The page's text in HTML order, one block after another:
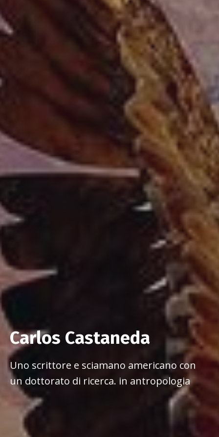
Carlos Castaneda
Uno scrittore e sciamano americano con
un dottorato di ricerca. in antropologia